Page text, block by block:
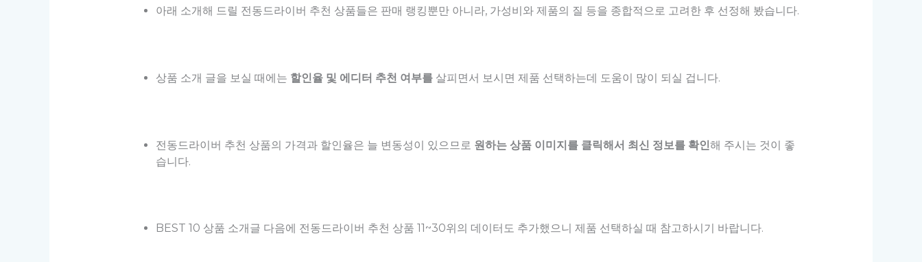
아래 소개해 드릴 전동드라이버 추천 상품들은 판매 랭킹뿐만 아니라, 가성비와 제품의 질 등을 종합적으로 고려한 후 선정해 봤습니다.
상품 소개 글을 보실 때에는 할인율 및 에디터 추천 여부를살피면서 보시면 제품 선택하는데 도움이 많이 되실 겁니다.
전동드라이버 추천 상품의 가격과 할인율은 늘 변동성이 있으므로 원하는 상품 이미지를 클릭해서 최신 정보를 확인해 주시는 것이 좋
습니다.
BEST 10 상품 소개글 다음에 전동드라이버 추천 상품 11~30위의 데이터도 추가했으니 제품 선택하실 때 참고하시기 바랍니다.